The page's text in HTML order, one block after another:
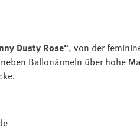
Dusty Rose", von der
Ballonärmeln über hohe